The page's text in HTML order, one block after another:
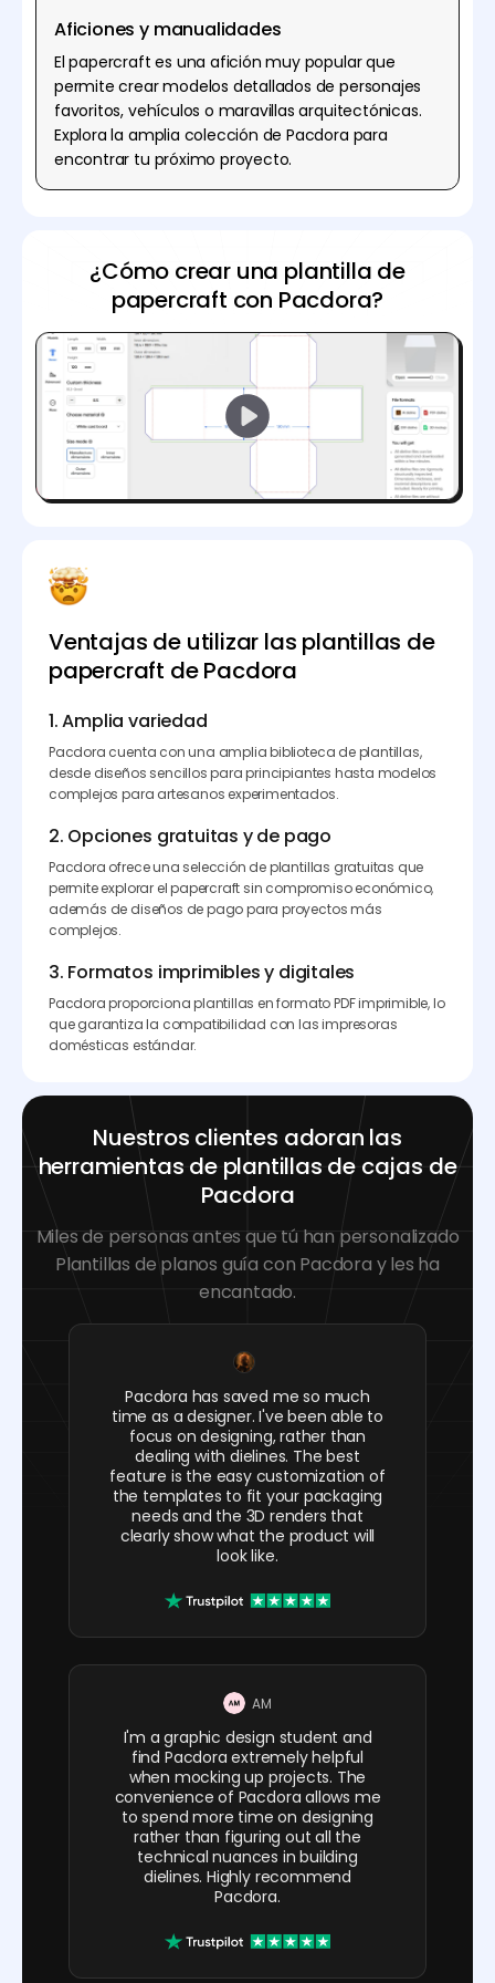
Aficiones y manualidades
El papercraft es una afición muy popular que
permite crear modelos detallados de personajes
favoritos, vehículos o maravillas arquitectónicas.
Explora la amplia colección de Pacdora para
encontrar tu próximo proyecto.
¿Cómo crear una plantilla de
papercraft con Pacdora?
Ventajas de utilizar las plantillas de
papercraft de Pacdora
1. Amplia variedad
Pacdora cuenta con una amplia biblioteca de plantillas,
desde diseños sencillos para principiantes hasta modelos
complejos para artesanos experimentados.
2. Opciones gratuitas y de pago
Pacdora ofrece una selección de plantillas gratuitas que
permite explorar el papercraft sin compromiso económico,
además de diseños de pago para proyectos más
complejos.
3. Formatos imprimibles y digitales
Pacdora proporciona plantillas en formato PDF imprimible, lo
que garantiza la compatibilidad con las impresoras
domésticas estándar.
Nuestros clientes adoran las
herramientas de plantillas de cajas de
Pacdora
Miles de personas antes que tú han personalizado
Plantillas de planos guía con Pacdora y les ha
encantado.
Pacdora has saved me so much
time as a designer. I've been able to
focus on designing, rather than
dealing with dielines. The best
feature is the easy customization of
the templates to fit your packaging
needs and the 3D renders that
clearly show what the product will
look like.
AM
I'm a graphic design student and
find Pacdora extremely helpful
when mocking up projects. The
convenience of Pacdora allows me
to spend more time on designing
rather than figuring out all the
technical nuances in building
dielines. Highly recommend
Pacdora.